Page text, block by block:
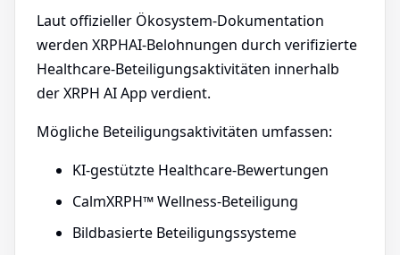
Laut offizieller Ökosystem-Dokumentation
werden XRPHAI-Belohnungen durch verifizierte
Healthcare-Beteiligungsaktivitäten innerhalb
der XRPH AI App verdient.
Mögliche Beteiligungsaktivitäten umfassen:
KI-gestützte Healthcare-Bewertungen
CalmXRPH™ Wellness-Beteiligung
Bildbasierte Beteiligungssysteme